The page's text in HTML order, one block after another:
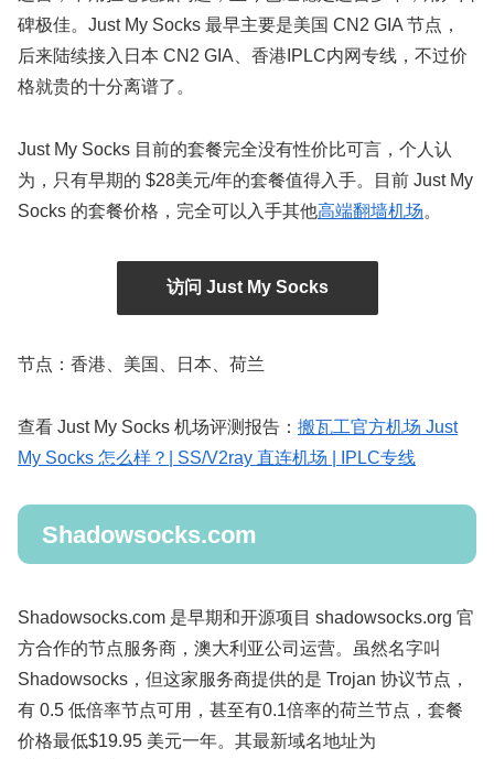
碑极佳。Just My Socks 最早主要是美国 CN2 GIA 节点，
后来陆续接入日本 CN2 GIA、香港IPLC内网专线，不过价
格就贵的十分离谱了。
Just My Socks 目前的套餐完全没有性价比可言，个人认
为，只有早期的 $28美元/年的套餐值得入手。目前 Just My
Socks 的套餐价格，完全可以入手其他高端翻墙机场。
访问 Just My Socks
节点：香港、美国、日本、荷兰
查看 Just My Socks 机场评测报告： 搬瓦工官方机场 Just
My Socks 怎么样？| SS/V2ray 直连机场 | IPLC专线
Shadowsocks.com
Shadowsocks.com 是早期和开源项目 shadowsocks.org 官
方合作的节点服务商，澳大利亚公司运营。虽然名字叫
Shadowsocks，但这家服务商提供的是 Trojan 协议节点，
有 0.5 低倍率节点可用，甚至有0.1倍率的荷兰节点，套餐
价格最低$19.95 美元一年。其最新域名地址为